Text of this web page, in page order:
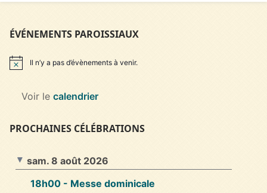
ÉVÉNEMENTS PAROISSIAUX
NoticeIl n’y a pas d’évènements à venir.
Voir le calendrier
PROCHAINES CÉLÉBRATIONS
sam. 8 août 2026
18h00 - Messe dominicale